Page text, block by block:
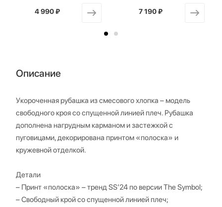
от
4 990 ₽ от
7 190 ₽
Описание
Укороченная рубашка из смесового хлопка – модель
свободного кроя со спущенной линией плеч. Рубашка
дополнена нагрудным карманом и застежкой с
пуговицами, декорирована принтом «полоска» и
кружевной отделкой.
Детали
– Принт «полоска» – тренд SS’24 по версии The Symbol;
– Свободный крой со спущенной линией плеч;